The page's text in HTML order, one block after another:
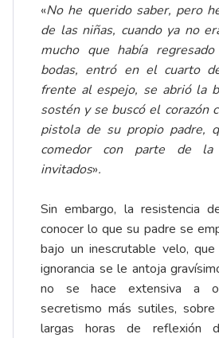
«No he querido saber, pero
de las niñas, cuando ya no
mucho que había
bodas, entró en el cuarto
frente al espejo, se abrió la
sostén y se buscó el corazón
pistola de su propio padre,
comedor con parte de
invitados».
Sin embargo, la resistencia
conocer lo que su padre se
bajo un inescrutable velo,
ignorancia se le antoja
no se hace extensiva a
secretismo más sutiles,
largas horas de reflexión